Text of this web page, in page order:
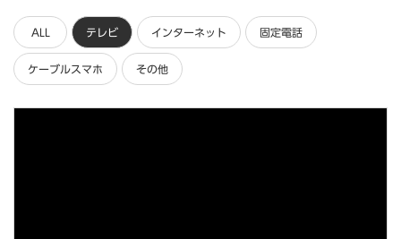
ALL テレビ インターネット 固定電話
ケーブルスマホ その他